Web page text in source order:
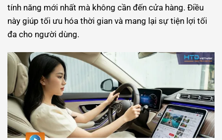
tính năng mới nhất mà không cần đến cửa hàng. Điều
này giúp tối ưu hóa thời gian và mang lại sự tiện lợi tối
đa cho người dùng.